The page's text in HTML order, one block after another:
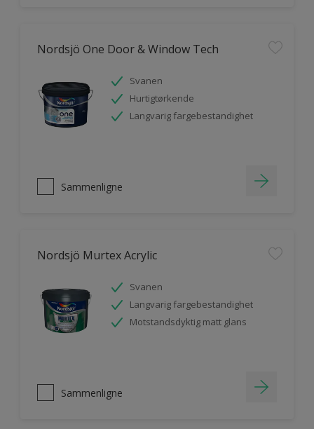
Nordsjö One Door & Window Tech
Svanen
Hurtigtørkende
Langvarig fargebestandighet
Sammenligne
Nordsjö Murtex Acrylic
Svanen
Langvarig fargebestandighet
Motstandsdyktig matt glans
Sammenligne